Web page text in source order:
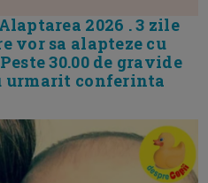
2026 . 3 zile
vor sa alapteze cu
30.00 de gravide
urmarit conferinta